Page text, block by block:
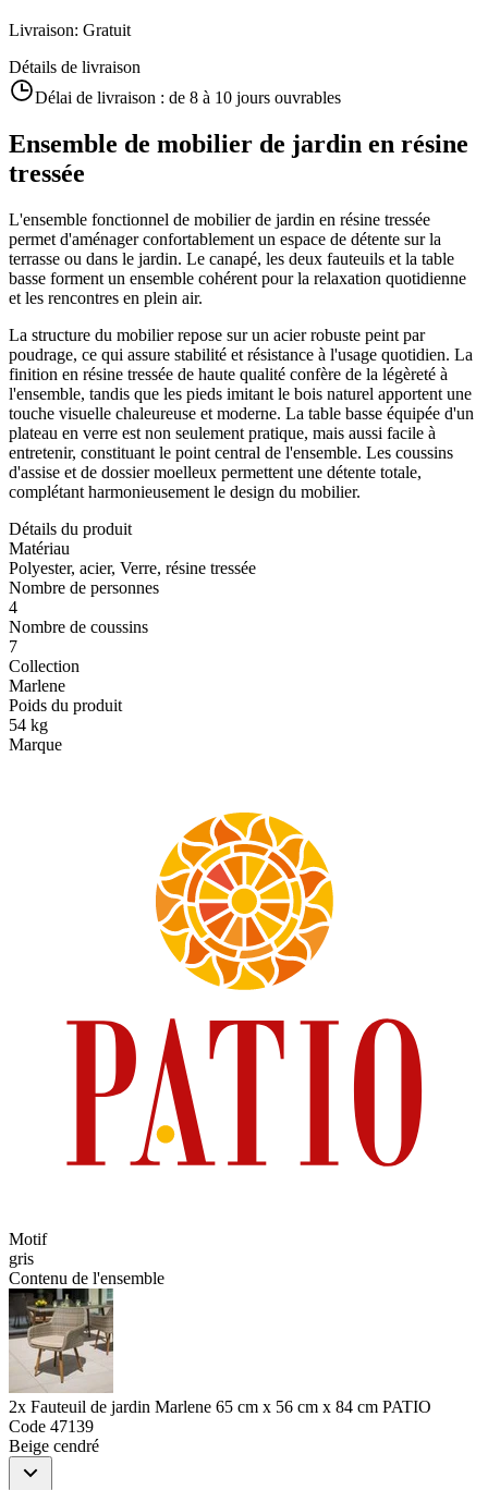
Livraison: Gratuit
Détails de livraison
Délai de livraison : de 8 à 10 jours ouvrables
Ensemble de mobilier de jardin en résine
tressée
L'ensemble fonctionnel de mobilier de jardin en résine tressée
permet d'aménager confortablement un espace de détente sur la
terrasse ou dans le jardin. Le canapé, les deux fauteuils et la table
basse forment un ensemble cohérent pour la relaxation quotidienne
et les rencontres en plein air.
La structure du mobilier repose sur un acier robuste peint par
poudrage, ce qui assure stabilité et résistance à l'usage quotidien. La
finition en résine tressée de haute qualité confère de la légèreté à
l'ensemble, tandis que les pieds imitant le bois naturel apportent une
touche visuelle chaleureuse et moderne. La table basse équipée d'un
plateau en verre est non seulement pratique, mais aussi facile à
entretenir, constituant le point central de l'ensemble. Les coussins
d'assise et de dossier moelleux permettent une détente totale,
complétant harmonieusement le design du mobilier.
Détails du produit
Matériau
Polyester, acier, Verre, résine tressée
Nombre de personnes
4
Nombre de coussins
7
Collection
Marlene
Poids du produit
54 kg
Marque
Motif
gris
Contenu de l'ensemble
2x Fauteuil de jardin Marlene 65 cm x 56 cm x 84 cm PATIO
Code 47139
Beige cendré